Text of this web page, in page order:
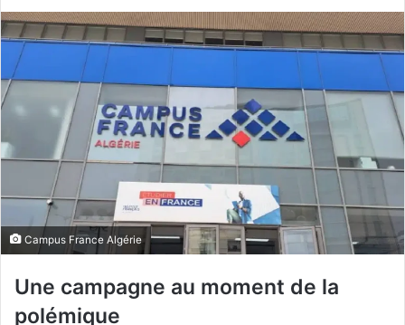
Campus France Algérie
Une campagne au moment de la
polémique